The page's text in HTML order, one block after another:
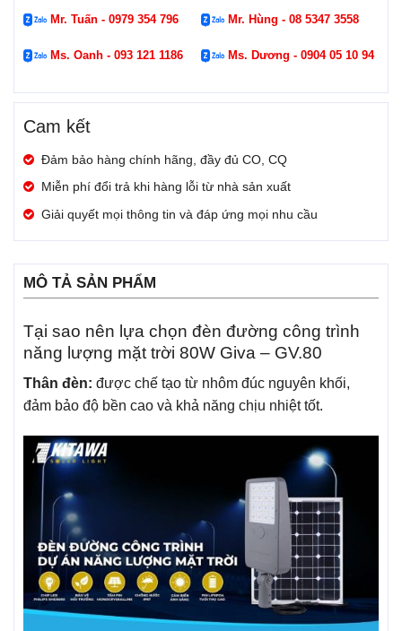
Mr. Tuấn - 0979 354 796 Mr. Hùng - 08 5347 3558
Ms. Oanh - 093 121 1186 Ms. Dương - 0904 05 10 94
Cam kết
Đảm bảo hàng chính hãng, đầy đủ CO, CQ
Miễn phí đổi trả khi hàng lỗi từ nhà sản xuất
Giải quyết mọi thông tin và đáp ứng mọi nhu cầu
MÔ TẢ SẢN PHẨM
Tại sao nên lựa chọn đèn đường công trình
năng lượng mặt trời 80W Giva – GV.80
Thân đèn: được chế tạo từ nhôm đúc nguyên khối,
đảm bảo độ bền cao và khả năng chịu nhiệt tốt.